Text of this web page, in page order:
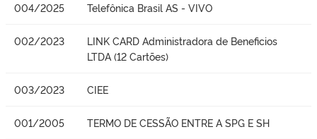
004/2025 Telefônica Brasil AS - VIVO
002/2023
LINK CARD Administradora de Beneficios
LTDA (12 Cartões)
003/2023 CIEE
001/2005 TERMO DE CESSÃO ENTRE A SPG E SH